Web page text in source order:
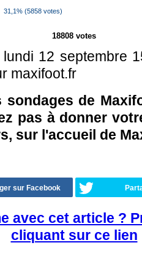
31,1% (5858 votes)
18808 votes
12 septembre
maxifoot.fr
sondages de
pas à donner
sur l'accueil de
sur Facebook
avec cet article ?
cliquant sur ce lien